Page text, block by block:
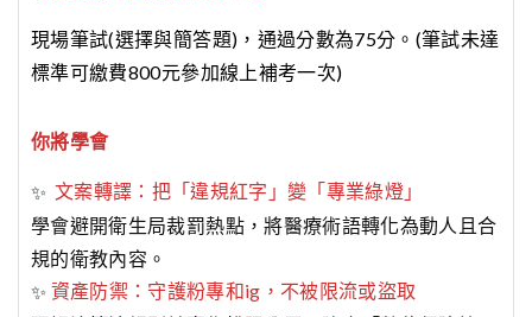
現場筆試(選擇與簡答題)，通過分數為75分。(筆試未達
標準可繳費800元參加線上補考一次)
你將學會
✨ 文案轉譯：把「違規紅字」變「專業綠燈」
學會避開衛生局裁罰熱點，將醫療術語轉化為動人且合
規的衛教內容。
✨ 資產防禦：守護粉專和ig，不被限流或盜取